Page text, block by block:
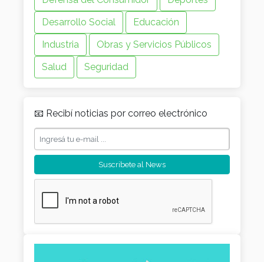
Desarrollo Social
Educación
Industria
Obras y Servicios Públicos
Salud
Seguridad
📧 Recibí noticias por correo electrónico